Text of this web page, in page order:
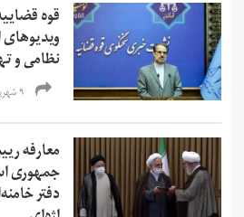
قوه
نظامی و
۹ شهریور ۱۴۰۰
معارفه
جمهوری
دفتر